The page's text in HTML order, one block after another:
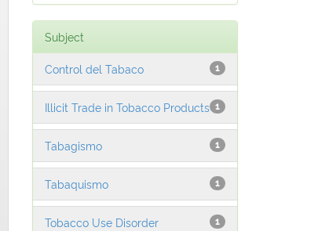
Subject
1
Control del Tabaco
1
Illicit Trade in Tobacco Products
1
Tabagismo
1
Tabaquismo
1
Tobacco Use Disorder